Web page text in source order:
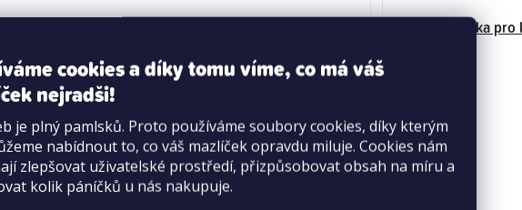
cookies a díky tomu víme, co má váš
nejradši!
je plný pamlsků. Proto používáme soubory cookies, díky kterým
nabídnout to, co váš mazlíček opravdu miluje. Cookies nám
zlepšovat uživatelské prostředí, přizpůsobovat obsah na míru a
kolik páníčků u nás nakupuje.
Skladem>20 ks
29,50 Kč
59 Kč (–50 %)
Měrná
5,90 Kč / 1 g
M-Pets hračka